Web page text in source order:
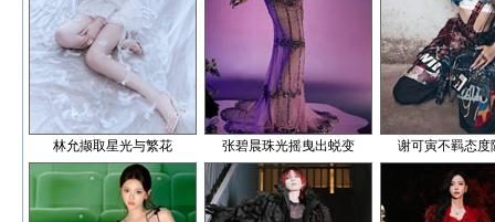
林允撷取星光与繁花 张碧晨珠光摇曳出蜕变 谢可寅不羁态度